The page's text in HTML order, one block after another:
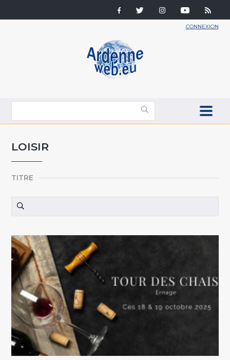
CONNEXION
LOISIR
TITRE